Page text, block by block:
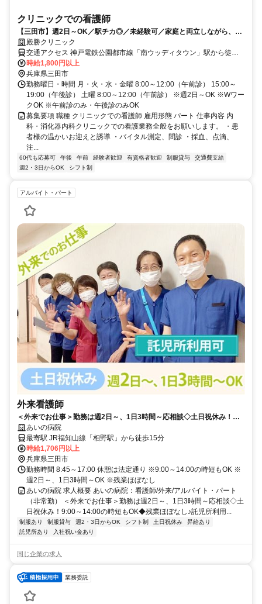
クリニックでの看護師
【三田市】週2日～OK／駅チカ◎／未経験可／家庭と両立しながら、資
格を活かして地域に貢献しませんか？
殿勝クリニック
交通アクセス 神戸電鉄公園都市線「南ウッディタウン」駅から徒歩1
分 ※車通勤OK
時給1,800円以上
兵庫県三田市
勤務曜日・時間 月・火・水・金曜 8:00～12:00（午前診） 15:00～
19:00（午後診） 土曜 8:00～12:00（午前診） ※週2日～OK ※Wワー
クOK ※午前診のみ・午後診のみOK
募集要項 職種 クリニックでの看護師 雇用形態 パート 仕事内容 内
科・消化器内科クリニックでの看護業務全般をお願いします。 ・患
者様の温かいお迎えと誘導 ・バイタル測定、問診 ・採血、点滴、
注...
60代も応募可 午後 午前 経験者歓迎 有資格者歓迎 制服貸与
交通費支給
週2・3日からOK
シフト制
アルバイト・パート
外来看護師
＜外来でお仕事＞勤務は週2日～、1日3時間～応相談◇土日祝休み！
9:00～14:00の時短もOK◆残業ほぼなし♪託児所利用可【三田市・相野
駅・病院/外来・看護師・非常勤】
あいの病院
最寄駅 JR福知山線「相野駅」から徒歩15分
時給1,706円以上
兵庫県三田市
勤務時間 8:45～17:00 休憩は法定通り ※9:00～14:00の時短もOK ※
週2日～、1日3時間～OK ※残業ほぼなし
あいの病院 求人概要 あいの病院：看護師/外来/アルバイト・パート
（非常勤） ＜外来でお仕事＞勤務は週2日～、1日3時間～応相談◇土
日祝休み！9:00～14:00の時短もOK◆残業ほぼなし♪託児所利用...
制服あり 制服貸与 週2・3日からOK シフト制 土日祝休み
昇給あり
託児所あり
入社祝い金あり
同じ企業の求人
業務委託